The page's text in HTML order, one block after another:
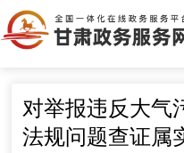
对举报违反大气
法规问题查证属